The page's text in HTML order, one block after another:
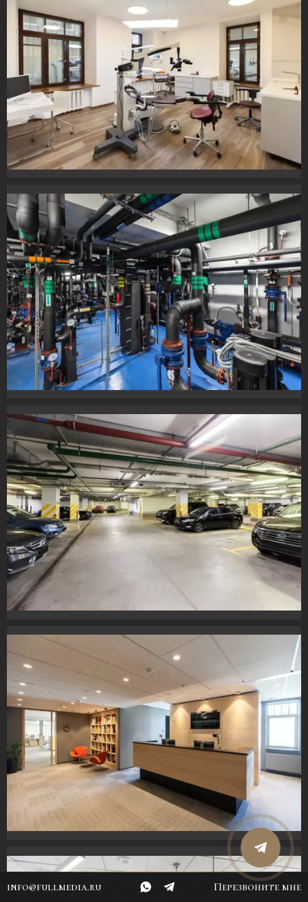
info@fullmedia.ru Перезвоните мне